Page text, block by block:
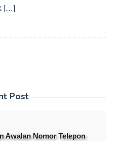
[…]
Post
Awalan Nomor Telepon